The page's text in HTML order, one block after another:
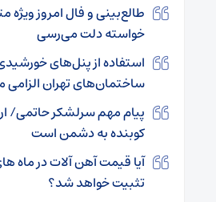
طالع‌بینی و فال امروز ویژه
خواسته دلت می‌رسی
استفاده از پنل‌های
ساختمان‌های تهران
پیام مهم سرلشکر حاتمی/
کوبنده به دشمن است
تثبیت خواهد شد؟